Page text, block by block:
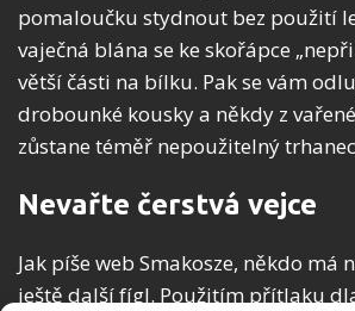
pomaloučku stydnout bez použití
vaječná blána se ke skořápce
větší části na bílku. Pak se vám
drobounké kousky a někdy z
zůstane téměř nepoužitelný
Nevařte čerstvá vejce
Jak píše web Smakosze, někdo má
ještě další fígl. Použitím přítlaku